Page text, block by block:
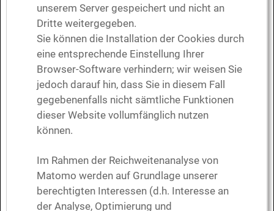
unserem Server gespeichert und nicht an
Dritte weitergegeben.
Sie können die Installation der Cookies durch
eine entsprechende Einstellung Ihrer
Browser-Software verhindern; wir weisen Sie
jedoch darauf hin, dass Sie in diesem Fall
gegebenenfalls nicht sämtliche Funktionen
dieser Website vollumfänglich nutzen
können.
Im Rahmen der Reichweitenanalyse von
Matomo werden auf Grundlage unserer
berechtigten Interessen (d.h. Interesse an
der Analyse, Optimierung und